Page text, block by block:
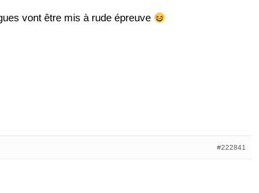
vont être mis à rude épreuve
#222841